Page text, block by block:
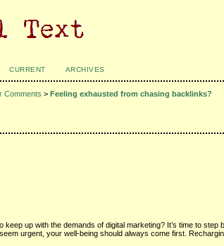
CURRENT ARCHIVES
Comments >Feeling exhausted from chasing backlinks?
up with the demands of digital marketing? It’s time to step
urgent, your well-being should always come first.